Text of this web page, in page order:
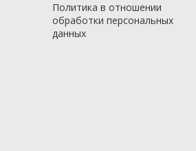
Политика в отношении
обработки персональных
данныx